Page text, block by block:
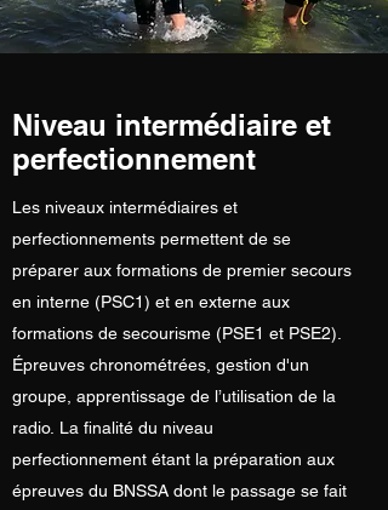
Niveau intermédiaire et
perfectionnement
Les niveaux intermédiaires et
perfectionnements permettent de se
préparer aux formations de premier secours
en interne (PSC1) et en externe aux
formations de secourisme (PSE1 et PSE2).
Épreuves chronométrées, gestion d'un
groupe, apprentissage de l’utilisation de la
radio. La finalité du niveau
perfectionnement étant la préparation aux
épreuves du BNSSA dont le passage se fait